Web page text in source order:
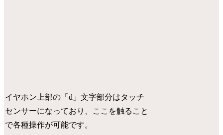
イヤホン上部の「d」文字部分はタッチ
センサーになっており、ここを触ること
で各種操作が可能です。